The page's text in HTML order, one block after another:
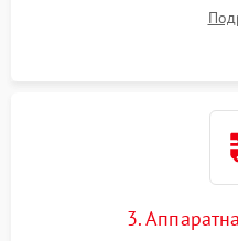
Проверка надежности
3.